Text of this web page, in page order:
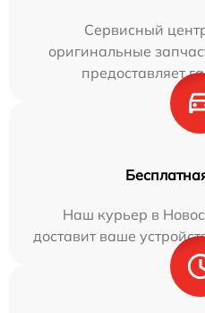
Сервисный
оригинальные
предоставляет
Наш курьер в
доставит ваше